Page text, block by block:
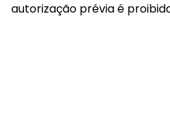
autorização prévia é